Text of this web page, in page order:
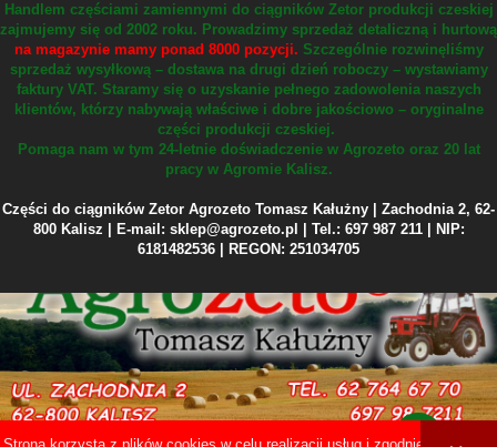
Handlem częściami zamiennymi do ciągników Zetor produkcji czeskiej
zajmujemy się od 2002 roku. Prowadzimy sprzedaż detaliczną i hurtową
na magazynie mamy ponad 8000 pozycji. Szczególnie rozwinęliśmy
sprzedaż wysyłkową – dostawa na drugi dzień roboczy – wystawiamy
faktury VAT. Staramy się o uzyskanie pełnego zadowolenia naszych
klientów, którzy nabywają właściwe i dobre jakościowo – oryginalne
części produkcji czeskiej.
Pomaga nam w tym 24-letnie doświadczenie w Agrozeto oraz 20 lat
pracy w Agromie Kalisz.
Części do ciągników Zetor Agrozeto Tomasz Kałużny | Zachodnia 2, 62-
800 Kalisz | E-mail: sklep@agrozeto.pl | Tel.: 697 987 211 | NIP:
6181482536 | REGON: 251034705